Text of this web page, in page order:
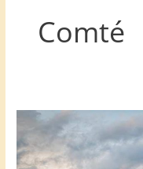
Comté